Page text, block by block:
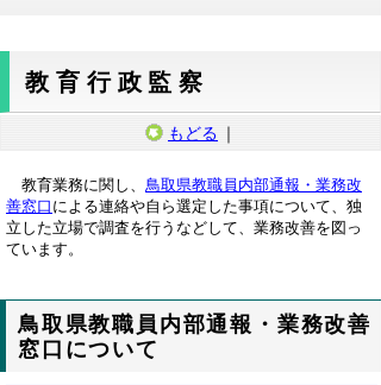
教育行政監察
もどる ｜
教育業務に関し、 鳥取県教職員内部通報・業務改
善窓口 による連絡や自ら選定した事項について、独
立した立場で調査を行うなどして、業務改善を図っ
ています。
鳥取県教職員内部通報・業務改善
窓口について